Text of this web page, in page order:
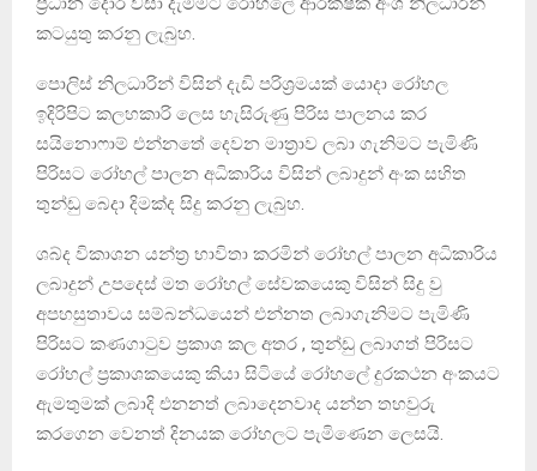
කටයුතු කරනු ලැබුහ.
පොලිස් නිලධාරින් විසින් දැඩි පරිශ්‍රමයක් යොදා රෝහල
ඉදිරිපිට කලහකාරි ලෙස හැසිරුණු පිරිස පාලනය කර
සයිනොෆාම් එන්නතේ දෙවන මාත්‍රාව ලබා ගැනිමට පැමිණි
පිරිසට රෝහල් පාලන අධිකාරිය විසින් ලබාදුන් අංක සහිත
තුන්ඩු බෙදා දිමක්ද සිදු කරනු ලැබුහ.
ශබ්ද විකාශන යන්ත්‍ර භාවිතා කරමින් රෝහල් පාලන අධිකාරිය
ලබාදුන් උපදෙස් මත රෝහල් සේවකයෙකු විසින් සිදු වු
අපහසුතාවය සම්බන්ධයෙන් එන්නත ලබාගැනිමට පැමිණි
පිරිසට කණගාටුව ප්‍රකාශ කල අතර , තුන්ඩු ලබාගත් පිරිසට
රෝහල් ප්‍රකාශකයෙකු කියා සිටියේ රෝහලේ දුරකථන අංකයට
ඇමතුමක් ලබාදි එනනත් ලබාදෙනවාද යන්න තහවුරු
කරගෙන වෙනත් දිනයක රෝහලට පැමිණෙන ලෙසයි.